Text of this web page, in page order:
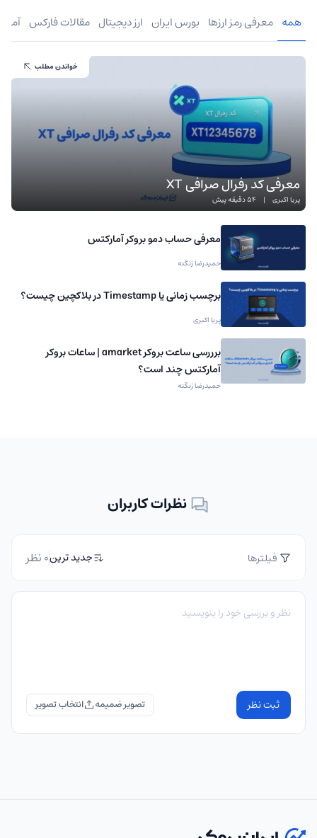
همه معرفی رمز ارزها بورس ایران ارز دیجیتال مقالات فارکس
معرفی کد رفرال صرافی XT
پریا اکبری | 54 دقیقه پیش
خواندن مطلب
معرفی حساب دمو بروکر آمارکتس
حمیدرضا زنگنه
برچسب زمانی یا Timestamp در بلاکچین چیست؟
پریا اکبری
برررسی ساعت بروکر amarket | ساعات بروکر
آمارکتس چند است؟
حمیدرضا زنگنه
نظرات کاربران
فیلترها جدید ترین0 نظر
ثبت نظر تصویر ضمیمه